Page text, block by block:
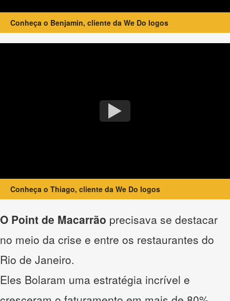
Conheça o Benjamin, cliente da We Do logos
Conheça o Thiago, cliente da We Do logos
O Point de Macarrão precisava se destacar
no meio da crise e entre os restaurantes do
Rio de Janeiro.
Eles Bolaram uma estratégia incrível e